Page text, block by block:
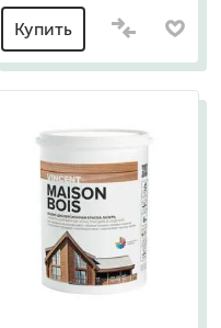
Купить